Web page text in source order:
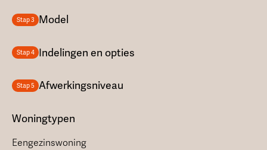
Stap 3 Model
Stap 4 Indelingen en opties
Stap 5 Afwerkingsniveau
Woningtypen
Eengezinswoning